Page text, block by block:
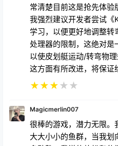
常清楚目前这是抢先体验
我强烈建议开发者尝试
学习，以便更好地调整
处理器的限制，这绝对是
以使皮划艇运动/转弯物
这方面有所改进，将保证
★★★★ ★
Magicmerlin007
很棒的游戏，潜力无限。
大大小小的鱼群，当我划